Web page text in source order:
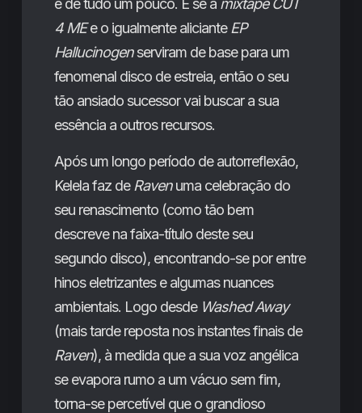
4 MEe o igualmente aliciante EP
Hallucinogenserviram de base para um
fenomenal disco de estreia, então o seu
tão ansiado sucessor vai buscar a sua
essência a outros recursos.
Após um longo período de autorreflexão,
Kelela faz de Ravenuma celebração do
seu renascimento (como tão bem
descreve na faixa-título deste seu
segundo disco), encontrando-se por entre
hinos eletrizantes e algumas nuances
ambientais. Logo desde Washed Away
(mais tarde reposta nos instantes finais de
Raven), à medida que a sua voz angélica
se evapora rumo a um vácuo sem fim,
torna-se percetível que o grandioso